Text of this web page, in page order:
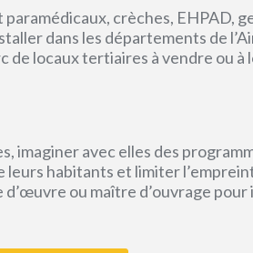
crèches, EHPAD,
dans les départements de
de locaux tertiaires à vendre ou
avec elles des
habitants et limiter
ou maître d’ouvrage